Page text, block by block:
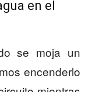
en el
se moja un
encenderlo